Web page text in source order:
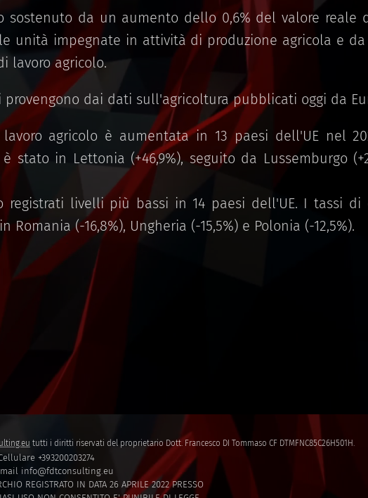
sostenuto da un aumento dello 0,6% del valore reale
unità impegnate in attività di produzione agricola e
lavoro agricolo.
provengono dai dati sull'agricoltura pubblicati oggi da
agricolo è aumentata in 13 paesi dell'UE nel
stato in Lettonia (+46,9%), seguito da Lussemburgo
registrati livelli più bassi in 14 paesi dell'UE. I tassi
Romania (-16,8%), Ungheria (-15,5%) e Polonia (-12,5%).
tutti i diritti riservati del proprietario Dott. Francesco DI Tommaso CF DTMFNC85C26H501H.
+393200203274
info@fdtconsulting.eu
REGISTRATO IN DATA 26 APRILE 2022 PRESSO